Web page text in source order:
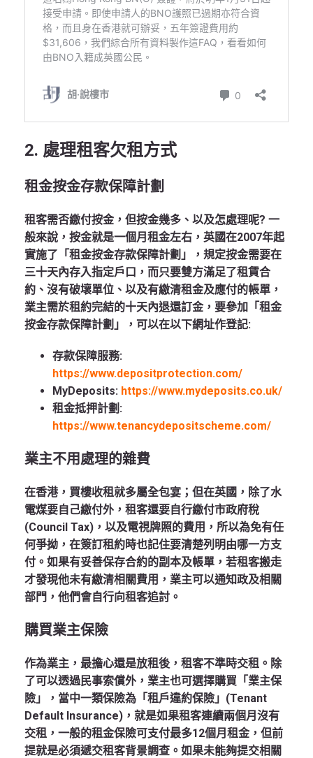
2. 處理租客欠租方式
租金按金存款保障計劃
租客需否繳付按金，但按金幾多、以及怎處理呢? 一
般來說，按金就是一個月租金左右，英國在2007年起
實施了「租金按金存款保障計劃」，規定按金需要在
三十天內存入指定戶口，而只要雙方滿足了租賃合
約、沒有破壞單位、以及有繳清租金及應付的帳單，
業主需於租約完結的十天內退還訂金，要參加「租金
按金存款保障計劃」，可以在以下網址作登記:
存款保障服務:
https://www.depositprotection.com/
MyDeposits: https://www.mydeposits.co.uk/
租金抵押計劃:
https://www.tenancydepositscheme.com/
業主不用處理的雜費
在香港，買樓收租就多屬全包宴；但在英國，除了水
電煤要自己繳付外，租客還要自行繳付市政府稅
(Council Tax)，以及電視牌照的費用，所以為免有任
何爭拗，在簽訂租約時也記住要清楚列明由哪一方支
付。如果有妥善保存合約的副本及帳單，若租客搬走
才發現他未有繳清相關費用，業主可以通知政及相關
部門，他們會自行向租客追討。
購買業主保險
作為業主，最擔心還是放租後，租客不準時交租。除
了可以透過民事索償外，業主也可選擇購買「業主保
險」，當中一類保險為「租戶違約保險」(Tenant
Default Insurance)，就是如果租客連續兩個月沒有
交租，一般的租金保險可支付最多12個月租金，但前
提就是必須遞交租客背景調查。如果未能夠提交相關